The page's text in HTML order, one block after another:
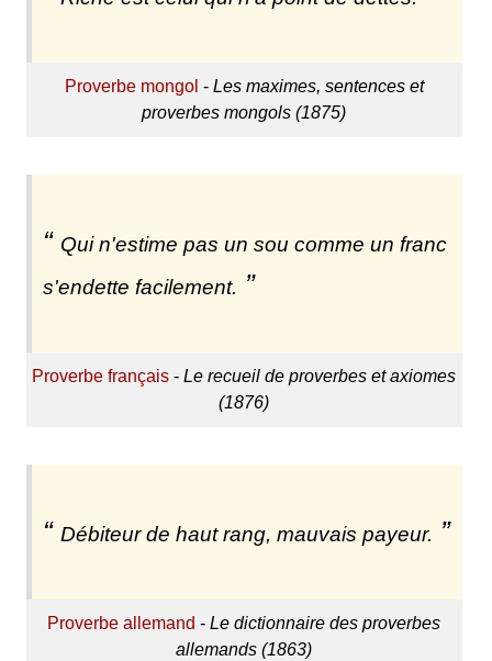
Proverbe mongol - Les maximes, sentences et
proverbes mongols (1875)
Qui n'estime pas un sou comme un franc
s'endette facilement.
Proverbe français -Le recueil de proverbes et axiomes
(1876)
Débiteur de haut rang, mauvais payeur.
Proverbe allemand -Le dictionnaire des proverbes
allemands (1863)